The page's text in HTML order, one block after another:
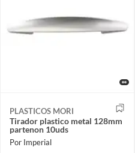
PLASTICOS MORI
Tirador plastico metal 128mm
partenon 10uds
Por Imperial